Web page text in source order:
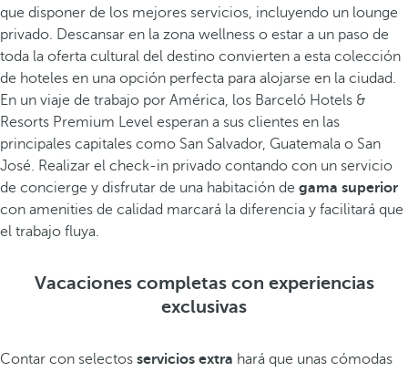
que disponer de los mejores servicios, incluyendo un lounge
privado. Descansar en la zona wellness o estar a un paso de
toda la oferta cultural del destino convierten a esta colección
de hoteles en una opción perfecta para alojarse en la ciudad.
En un viaje de trabajo por América, los Barceló Hotels &
Resorts Premium Level esperan a sus clientes en las
principales capitales como San Salvador, Guatemala o San
José. Realizar el check-in privado contando con un servicio
de concierge y disfrutar de una habitación de gama superior
con amenities de calidad marcará la diferencia y facilitará que
el trabajo fluya.
Vacaciones completas con experiencias
exclusivas
Contar con selectos servicios extra hará que unas cómodas